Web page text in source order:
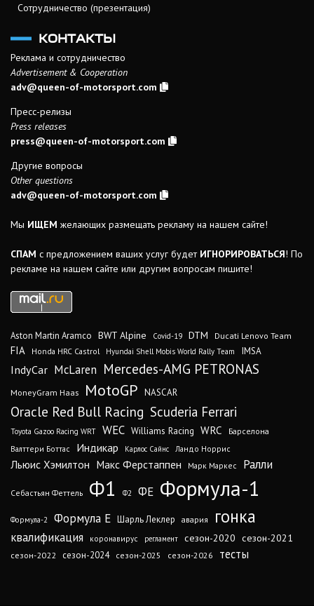
Сотрудничество (презентация)
КОНТАКТЫ
Реклама и сотрудничество
Advertisement & Cooperation
adv@queen-of-motorsport.com
Пресс-релизы
Press releases
press@queen-of-motorsport.com
Другие вопросы
Other questions
adv@queen-of-motorsport.com
Мы ИЩЕМ желающих размещать рекламу на нашем сайте!
СПАМ с предложением ваших услуг будет ИГНОРИРОВАТЬСЯ! По
рекламе на нашем сайте или другим вопросам пишите!
Aston Martin Aramco BWT Alpine Covid-19 DTM Ducati Lenovo Team
FIA Honda HRC Castrol Hyundai Shell Mobis World Rally Team IMSA
IndyCar McLaren Mercedes-AMG PETRONAS
MoneyGram Haas MotoGP NASCAR
Oracle Red Bull Racing Scuderia Ferrari
Toyota Gazoo Racing WRT WEC Williams Racing WRC
Барселона
Валттери Боттас
Индикар Карлос Сайнс Ландо Норрис
Льюис Хэмилтон Макс Ферстаппен Марк Маркес Ралли
Себастьян Феттель Ф1 Ф2 ФЕ Формула-1
Формула-2 Формула Е Шарль Леклер авария гонка
квалификация коронавирус регламент сезон-2020 сезон-2021
сезон-2022 сезон-2024 сезон-2025 сезон-2026 тесты